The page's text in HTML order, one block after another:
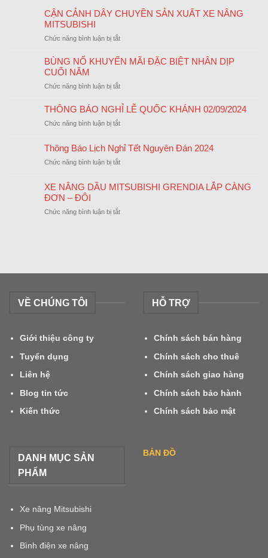
CẬN CẢNH DÂY CHUYỀN SẢN XUẤT XE NÂNG
MITSUBISHI
Chức năng bình luận bị tắtở
CẢNH
SẢN
XE
BÙNG NỔ KHUYẾN MÃI ĐẶC BIỆT NHÂN DỊP
CUỐI NĂM
Chức năng bình luận bị tắtở
NỔ
KHUYẾN
MÃI
BIỆT
DỊP
NĂM
THÔNG BÁO NGHỈ LỄ QUỐC KHÁNH 02/09/2024
Chức năng bình luận bị tắtở
BÁO
NGHỈ
LỄ
KHÁNH
Thông Báo Lịch Nghỉ Tết Nguyên Đán 2024
Chức năng bình luận bị tắtở
Lịch
Tết
XE NÂNG DẦU MITSUBISHI GRENDIA LẮP CÀNG
ĐƠN – ĐÔI
Chức năng bình luận bị tắtở
LẮP
VỀ CHÚNG TÔI
Giới thiệu công ty
Tuyển dụng
Liên hệ
Blog tin tức
Kiến thức
HỖ TRỢ
Chính sách bán hàng
Chính sách cho thuê
Chính sách giao hàng
Chính sách bảo hành
Chính sách bảo mật
DANH MỤC SẢN
PHẨM
Xe nâng Mitsubishi
Phụ tùng xe nâng
Bình điện xe nâng
BẢN ĐỒ